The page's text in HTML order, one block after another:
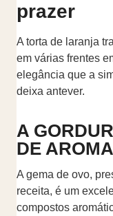
prazer
A torta de laranja
em várias frentes
elegância que a
deixa antever.
A
DE AROMA
A gema de ovo,
receita, é um
compostos